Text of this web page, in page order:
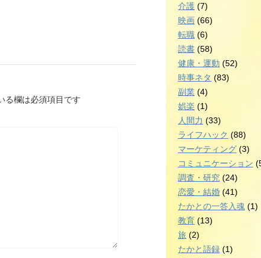
る欄は必須項目です
介護 (7)
映画 (66)
転職 (6)
読書 (58)
健康・運動 (52)
時事ネタ (83)
副業 (4)
娯楽 (1)
人間力 (33)
ライフハック (88)
マーケティング (3)
コミュニケーション
調査・研究 (24)
恋愛・結婚 (41)
たかとの一答入魂 (1)
教育 (13)
旅 (2)
たかと語録 (1)